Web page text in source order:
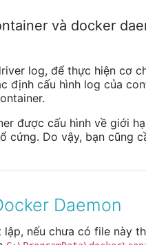
và docker
log, để thực hiện cơ
định cấu hình log của
được cấu hình về giới
cứng. Do vậy, bạn cũng
Daemon
lập, nếu chưa có file này